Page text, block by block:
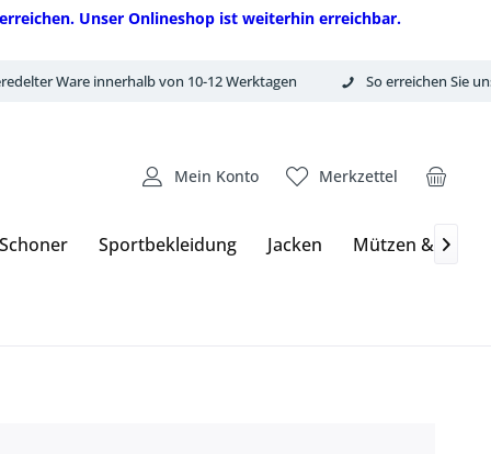
Unser Onlineshop ist weiterhin erreichbar.
Ware innerhalb von 10-12 Werktagen So erreichen Sie
Merkzettel
Mein Konto
Sportbekleidung Jacken Mützen & 